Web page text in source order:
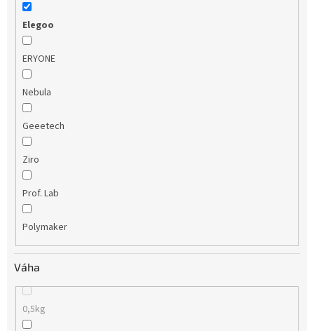
Elegoo
ERYONE
Nebula
Geeetech
Ziro
Prof. Lab
Polymaker
Váha
0,5kg